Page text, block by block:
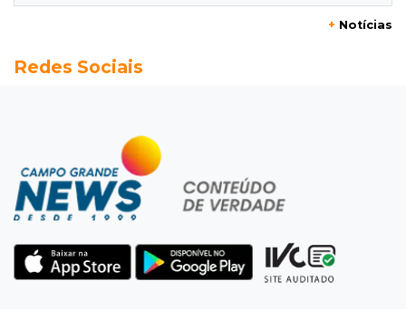
Exportações de Campo Grande batem
Adolescente apreendido
Menino de 11 anos queimado pode precisar de
hemodiálise; "só os pés escaparam"
Câmara derruba veto e garante consulta
simplificada a salários de servidores
+ Notícias
Redes Sociais